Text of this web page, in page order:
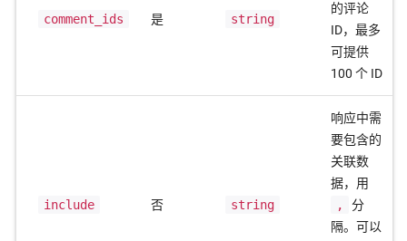
comment_ids 是 string
的评论
ID，最多
可提供
100 个 ID
include 否 string
响应中需
要包含的
关联数
据，用
,
分
隔。可以